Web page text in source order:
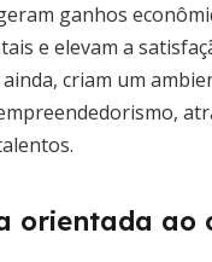
ganhos
e elevam a
criam um
orientada ao